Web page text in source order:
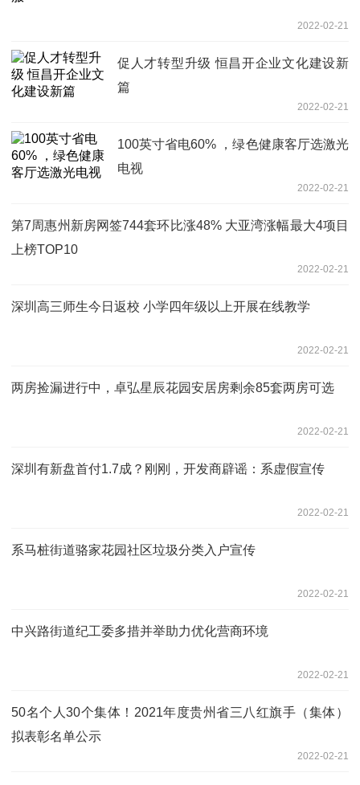
2022-02-21
促人才转型升级 恒昌开企业文化建设新
篇
2022-02-21
100英寸省电60% ，绿色健康客厅选激光
电视
2022-02-21
第7周惠州新房网签744套环比涨48% 大亚湾涨幅最大4项目
上榜TOP10
2022-02-21
深圳高三师生今日返校 小学四年级以上开展在线教学
2022-02-21
两房捡漏进行中，卓弘星辰花园安居房剩余85套两房可选
2022-02-21
深圳有新盘首付1.7成？刚刚，开发商辟谣：系虚假宣传
2022-02-21
系马桩街道骆家花园社区垃圾分类入户宣传
2022-02-21
中兴路街道纪工委多措并举助力优化营商环境
2022-02-21
50名个人30个集体！2021年度贵州省三八红旗手（集体）
拟表彰名单公示
2022-02-21